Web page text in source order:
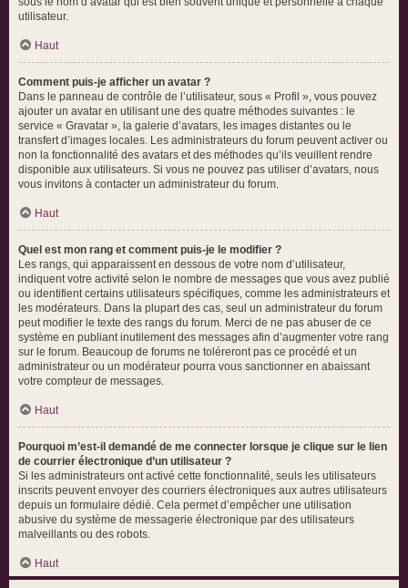
utilisateur.
Haut
Comment puis-je afficher un avatar ?
Dans le panneau de contrôle de l’utilisateur, sous « Profil », vous pouvez
ajouter un avatar en utilisant une des quatre méthodes suivantes : le
service « Gravatar », la galerie d’avatars, les images distantes ou le
transfert d’images locales. Les administrateurs du forum peuvent activer ou
non la fonctionnalité des avatars et des méthodes qu’ils veuillent rendre
disponible aux utilisateurs. Si vous ne pouvez pas utiliser d’avatars, nous
vous invitons à contacter un administrateur du forum.
Haut
Quel est mon rang et comment puis-je le modifier ?
Les rangs, qui apparaissent en dessous de votre nom d’utilisateur,
indiquent votre activité selon le nombre de messages que vous avez publié
ou identifient certains utilisateurs spécifiques, comme les administrateurs et
les modérateurs. Dans la plupart des cas, seul un administrateur du forum
peut modifier le texte des rangs du forum. Merci de ne pas abuser de ce
système en publiant inutilement des messages afin d’augmenter votre rang
sur le forum. Beaucoup de forums ne toléreront pas ce procédé et un
administrateur ou un modérateur pourra vous sanctionner en abaissant
votre compteur de messages.
Haut
Pourquoi m’est-il demandé de me connecter lorsque je clique sur le lien
de courrier électronique d’un utilisateur ?
Si les administrateurs ont activé cette fonctionnalité, seuls les utilisateurs
inscrits peuvent envoyer des courriers électroniques aux autres utilisateurs
depuis un formulaire dédié. Cela permet d’empêcher une utilisation
abusive du système de messagerie électronique par des utilisateurs
malveillants ou des robots.
Haut